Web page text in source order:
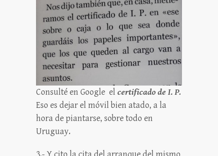
Consulté en Google elcertificado de I. P.
Eso es dejar el móvil bien atado, a la
hora de piantarse, sobre todo en
Uruguay.